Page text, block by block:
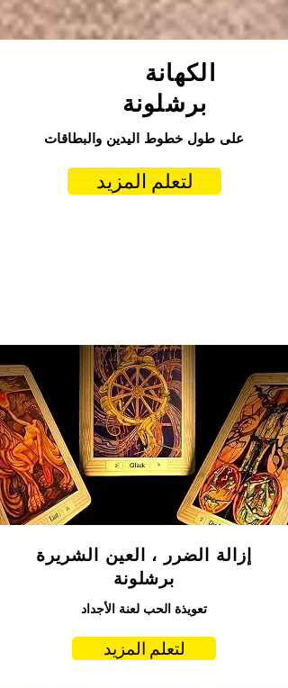
الكهانة
برشلونة
على طول خطوط اليدين والبطاقات
لتعلم المزيد
إزالة الضرر ، العين الشريرة
برشلونة
تعويذة الحب لعنة الأجداد
لتعلم المزيد